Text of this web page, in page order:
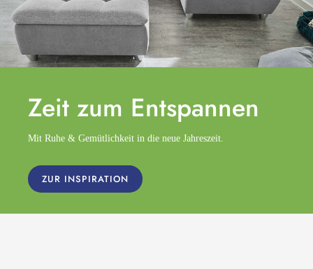
Zeit zum Entspannen
Mit Ruhe & Gemütlichkeit in die neue Jahreszeit.
ZUR INSPIRATION